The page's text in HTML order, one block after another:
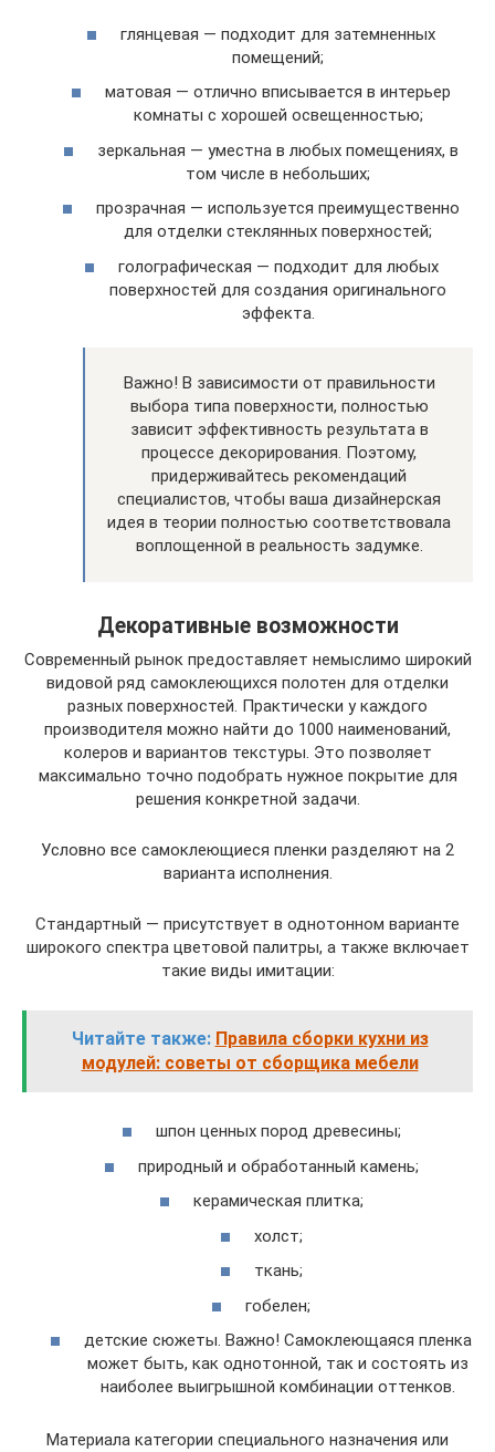
глянцевая — подходит для затемненных
помещений;
матовая — отлично вписывается в интерьер
комнаты с хорошей освещенностью;
зеркальная — уместна в любых помещениях, в
том числе в небольших;
прозрачная — используется преимущественно
для отделки стеклянных поверхностей;
голографическая — подходит для любых
поверхностей для создания оригинального
эффекта.
Важно! В зависимости от правильности
выбора типа поверхности, полностью
зависит эффективность результата в
процессе декорирования. Поэтому,
придерживайтесь рекомендаций
специалистов, чтобы ваша дизайнерская
идея в теории полностью соответствовала
воплощенной в реальность задумке.
Декоративные возможности
Современный рынок предоставляет немыслимо широкий
видовой ряд самоклеющихся полотен для отделки
разных поверхностей. Практически у каждого
производителя можно найти до 1000 наименований,
колеров и вариантов текстуры. Это позволяет
максимально точно подобрать нужное покрытие для
решения конкретной задачи.
Условно все самоклеющиеся пленки разделяют на 2
варианта исполнения.
Стандартный — присутствует в однотонном варианте
широкого спектра цветовой палитры, а также включает
такие виды имитации:
Читайте также: Правила сборки кухни из
модулей: советы от сборщика мебели
шпон ценных пород древесины;
природный и обработанный камень;
керамическая плитка;
холст;
ткань;
гобелен;
детские сюжеты. Важно! Самоклеющаяся пленка
может быть, как однотонной, так и состоять из
наиболее выигрышной комбинации оттенков.
Материала категории специального назначения или